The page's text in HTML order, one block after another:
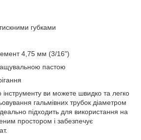
губками
4,75 мм (3/16")
пастою
ви можете швидко та легко
гальмівних трубок діаметром
підходить для використання на
простором і забезпечує